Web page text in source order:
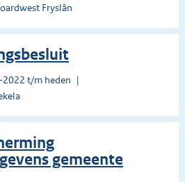
Fryslân
t/m heden
gemeente